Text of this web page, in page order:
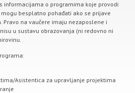
informacijama o programima koje provodi
mogu besplatno pohađati ako se prijave
Pravo na vaučere imaju nezaposlene i
u sustavu obrazovanja (ni redovno ni
Asistentica za upravljanje projektima